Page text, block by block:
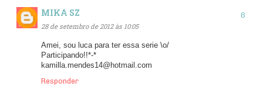
MIKA SZ
28 de setembro de 2012 às 10:05
Amei, sou luca para ter essa serie \o/
Participando!!*-*
kamilla.mendes14@hotmail.com
Responder